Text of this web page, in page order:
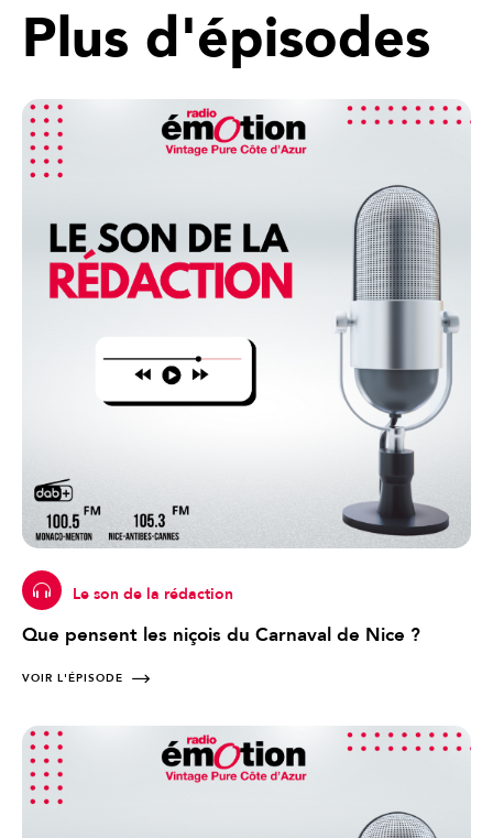
Plus d'épisodes
Le son de la rédaction
Que pensent les niçois du Carnaval de Nice ?
VOIR L'ÉPISODE